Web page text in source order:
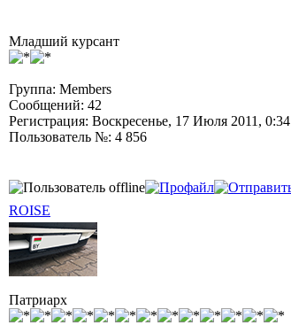
Младший курсант
Группа: Members
Сообщений: 42
Регистрация: Воскресенье, 17 Июля 2011, 0:34
Пользователь №: 4 856
ROISE
Патриарх